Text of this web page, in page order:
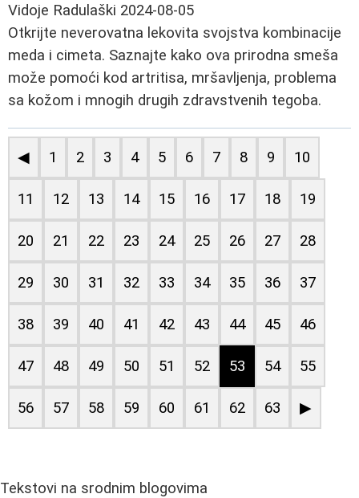
Vidoje Radulaški 2024-08-05
Otkrijte neverovatna lekovita svojstva kombinacije
meda i cimeta. Saznajte kako ova prirodna smeša
može pomoći kod artritisa, mršavljenja, problema
sa kožom i mnogih drugih zdravstvenih tegoba.
◀ 1 2 3 4 5 6 7 8 9 10
11 12 13 14 15 16 17 18 19
20 21 22 23 24 25 26 27 28
29 30 31 32 33 34 35 36 37
38 39 40 41 42 43 44 45 46
47 48 49 50 51 52 53 54 55
56 57 58 59 60 61 62 63 ▶
Tekstovi na srodnim blogovima